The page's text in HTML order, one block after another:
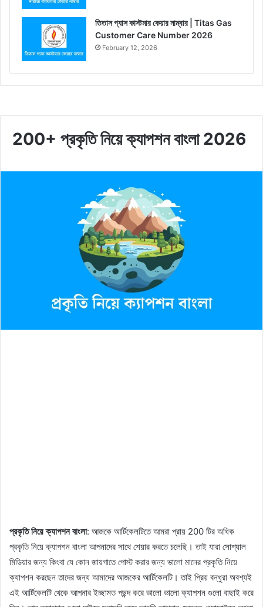
তিতাস গ্যাস কাস্টমার কেয়ার নাম্বার | Titas Gas
Customer Care Number 2026
February 12, 2026